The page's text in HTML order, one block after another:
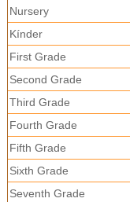
Nursery
Kínder
First Grade
Second Grade
Third Grade
Fourth Grade
Fifth Grade
Sixth Grade
Seventh Grade